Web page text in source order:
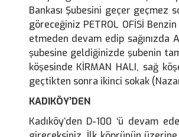
Bankası Şubesini geçer geçmez
göreceğiniz PETROL OFİSİ
etmeden devam edip sağınızda
şubesine geldiğinizde şubenin
köşesinde KİRMAN HALI, sağ
geçtikten sonra ikinci sokak
KADIKÖY’DEN
Kadıköy’den D-100 ‘ü devam